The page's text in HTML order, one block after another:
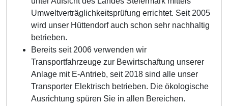
Umweltverträglichkeitsprüfung errichtet. Seit 2005
wird unser Hüttendorf auch schon sehr nachhaltig
betrieben.
Bereits seit 2006 verwenden wir
Transportfahrzeuge zur Bewirtschaftung unserer
Anlage mit E-Antrieb, seit 2018 sind alle unser
Transporter Elektrisch betrieben. Die ökologische
Ausrichtung spüren Sie in allen Bereichen.